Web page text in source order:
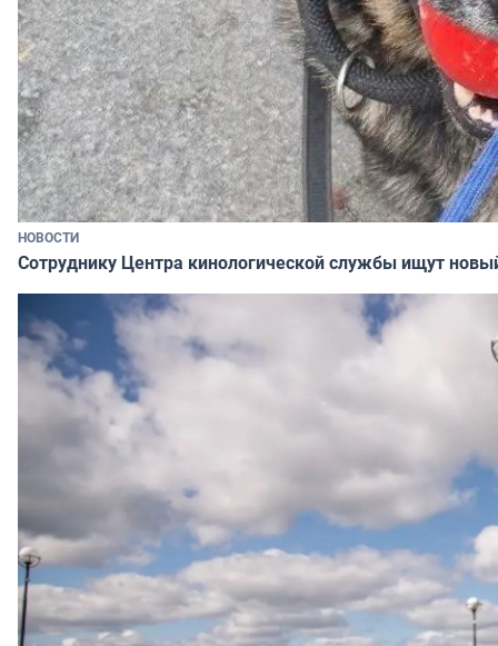
НОВОСТИ
Сотруднику Центра кинологической службы ищут